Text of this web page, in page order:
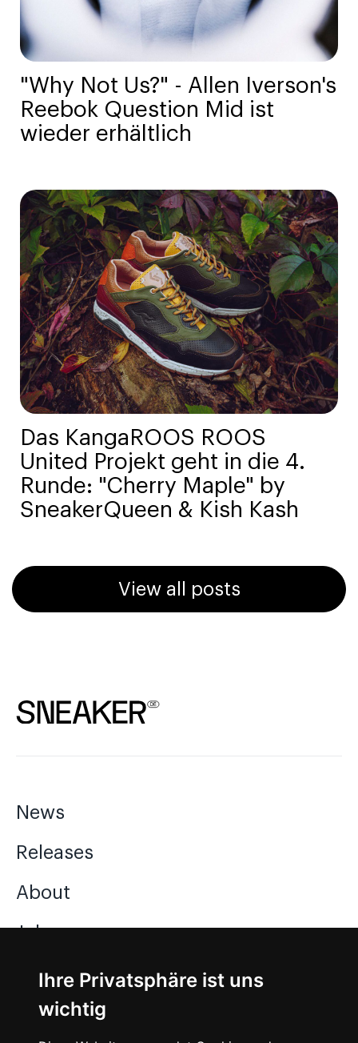
Ihre Privatsphäre ist uns
wichtig
"Why Not Us?" - Allen Iverson's
Reebok Question Mid ist
wieder erhältlich
Das KangaROOS ROOS
United Projekt geht in die 4.
Runde: "Cherry Maple" by
SneakerQueen & Kish Kash
View all posts
News
Releases
About
Jobs
Instagram
Facebook